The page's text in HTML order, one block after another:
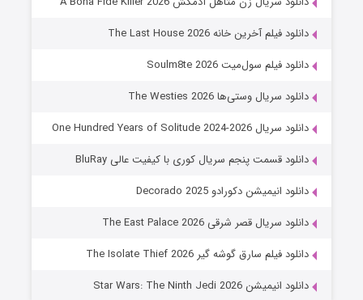
خاندان اژدها فصل ۳
قسمت۶ (زیرنویس) منتشر شد
دانلود فیلم آخرین خانه The Last House 2026
دانلود فیلم سول‌میت Soulm8te 2026
دانلود سریال وستی‌ها The Westies 2026
دانلود سریال One Hundred Years of Solitude 2024-2026
دانلود قسمت پنجم سریال کوری با کیفیت عالی BluRay
دانلود انیمیشن دکورادو Decorado 2025
دانلود سریال قصر شرقی The East Palace 2026
دانلود فیلم سارق گوشه گیر The Isolate Thief 2026
دانلود انیمیشن Star Wars: The Ninth Jedi 2026